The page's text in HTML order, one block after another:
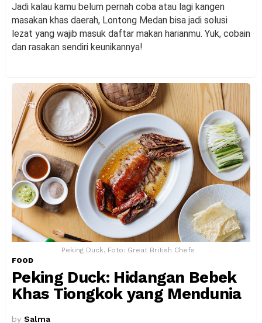
Jadi kalau kamu belum pernah coba atau lagi kangen
masakan khas daerah, Lontong Medan bisa jadi solusi
lezat yang wajib masuk daftar makan harianmu. Yuk, cobain
dan rasakan sendiri keunikannya!
Peking Duck, Foto: Great British Chefs
FOOD
Peking Duck: Hidangan Bebek
Khas Tiongkok yang Mendunia
by Salma